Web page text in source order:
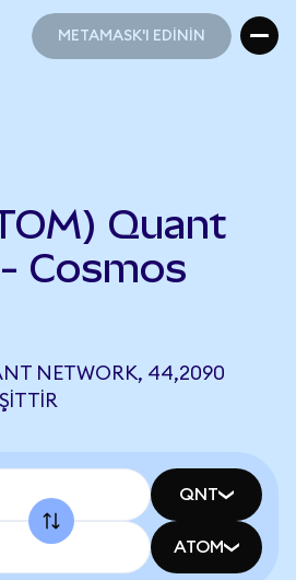
METAMASK'I EDİNİN
Quant
Cosmos
NETWORK, 44,2090
QNT
ATOM